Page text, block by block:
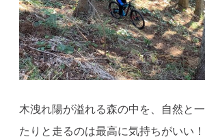
木洩れ陽が溢れる森の中を、自然と
たりと走るのは最高に気持ちがいい！